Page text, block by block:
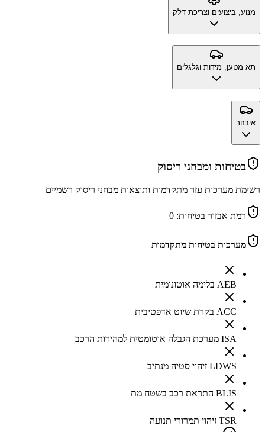
מנוע, ביצועים וצריכת דלק
תא מטען, מידות וגלגלים
איבזור
בטיחות ומבחני ריסוק
רשימת מערכות עזר מתקדמות ותוצאות מבחני ריסוק רשמיים
רמת אבזור בטיחות: 0
מערכות בטיחות מתקדמות
AEB בלימה אוטונומית
ACC בקרת שיוט אדפטיבית
ISA מערכת הגבלה אוטומטית למהירות הרכב
LDWS זיהוי סטיה מנתיב
BLIS התראת רכב בשטח מת
TSR זיהוי תמרורי תנועה